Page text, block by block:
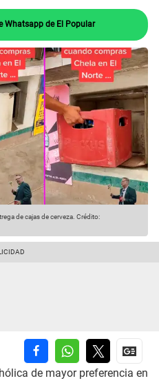
Whatsapp de El Popular
de cajas de cerveza. Crédito:
de mayor preferencia en